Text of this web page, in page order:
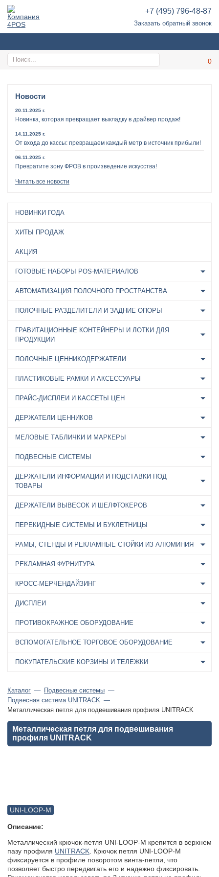
+7 (495) 796-48-87
Заказать обратный звонок
Новости
20.11.2025 г.
Новинка, которая превращает выкладку в драйвер продаж!
14.11.2025 г.
От входа до кассы: превращаем каждый метр в источник прибыли!
06.11.2025 г.
Превратите зону ФРОВ в произведение искусства!
Читать все новости
НОВИНКИ ГОДА
ХИТЫ ПРОДАЖ
АКЦИЯ
ГОТОВЫЕ НАБОРЫ POS-МАТЕРИАЛОВ
АВТОМАТИЗАЦИЯ ПОЛОЧНОГО ПРОСТРАНСТВА
ПОЛОЧНЫЕ РАЗДЕЛИТЕЛИ И ЗАДНИЕ ОПОРЫ
ГРАВИТАЦИОННЫЕ КОНТЕЙНЕРЫ И ЛОТКИ ДЛЯ
ПРОДУКЦИИ
ПОЛОЧНЫЕ ЦЕННИКОДЕРЖАТЕЛИ
ПЛАСТИКОВЫЕ РАМКИ И АКСЕССУАРЫ
ПРАЙС-ДИСПЛЕИ И КАССЕТЫ ЦЕН
ДЕРЖАТЕЛИ ЦЕННИКОВ
МЕЛОВЫЕ ТАБЛИЧКИ И МАРКЕРЫ
ПОДВЕСНЫЕ СИСТЕМЫ
ДЕРЖАТЕЛИ ИНФОРМАЦИИ И ПОДСТАВКИ ПОД
ТОВАРЫ
ДЕРЖАТЕЛИ ВЫВЕСОК И ШЕЛФТОКЕРОВ
ПЕРЕКИДНЫЕ СИСТЕМЫ И БУКЛЕТНИЦЫ
РАМЫ, СТЕНДЫ И РЕКЛАМНЫЕ СТОЙКИ ИЗ АЛЮМИНИЯ
РЕКЛАМНАЯ ФУРНИТУРА
КРОСС-МЕРЧЕНДАЙЗИНГ
ДИСПЛЕИ
ПРОТИВОКРАЖНОЕ ОБОРУДОВАНИЕ
ВСПОМОГАТЕЛЬНОЕ ТОРГОВОЕ ОБОРУДОВАНИЕ
ПОКУПАТЕЛЬСКИЕ КОРЗИНЫ И ТЕЛЕЖКИ
Каталог
Подвесные системы
Подвесная система UNITRACK
Металлическая петля для подвешивания профиля UNITRACK
Металлическая петля для подвешивания
профиля UNITRACK
UNI-LOOP-M
Описание:
Металлический крючок-петля UNI-LOOP-M крепится в верхнем
пазу профиля UNITRACK . Крючок петля UNI-LOOP-M
фиксируется в профиле поворотом винта-петли, что
позволяет быстро передвигать его и надежно фиксировать.